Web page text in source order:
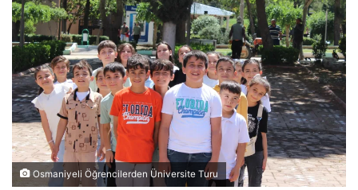
Osmaniyeli Öğrencilerden Üniversite Turu